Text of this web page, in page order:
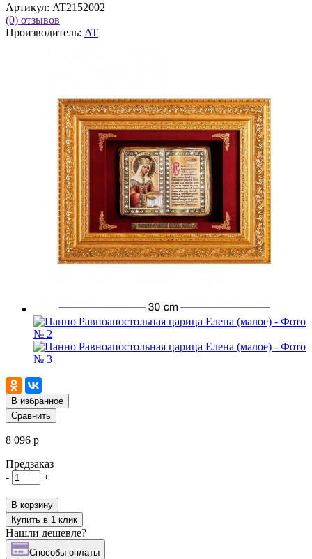
Артикул: AT2152002
(0) отзывов
Производитель: AT
В избранное
Сравнить
8 096 р
Предзаказ
-
+
В корзину
Купить в 1 клик
Нашли дешевле?
Cпособы оплаты